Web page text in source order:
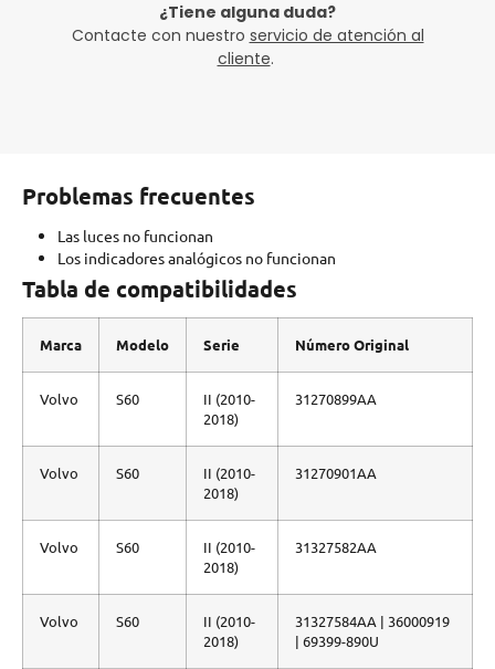
¿Tiene alguna duda?
Contacte con nuestro servicio de atención al
cliente.
Problemas frecuentes
Las luces no funcionan
Los indicadores analógicos no funcionan
Tabla de compatibilidades
Marca Modelo Serie Número Original
Volvo S60
II (2010-
2018)
31270899AA
Volvo S60
II (2010-
2018)
31270901AA
Volvo S60
II (2010-
2018)
31327582AA
Volvo S60
II (2010-
2018)
31327584AA | 36000919
| 69399-890U